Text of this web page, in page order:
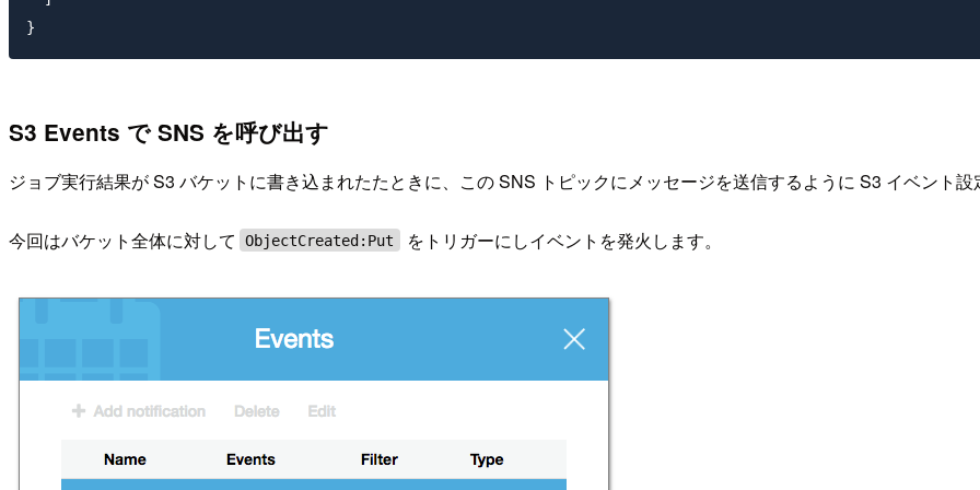
S3 Events で SNS を呼び出す
ジョブ実行結果が S3 バケットに書き込まれたたときに、この SNS トピックにメッセージを送信するように S3 イベント設
今回はバケット全体に対して ObjectCreated:Put をトリガーにしイベントを発火します。